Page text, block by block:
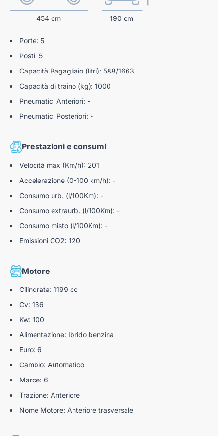
Fissaggi Isofix e Top Tether per i posti laterali
posteriori
Safety plus pack
Freno a mano elettrico
Visio park 1
decori in tessuto "rimini" & modanatura "graphene"
Bocchette dell'aria in nero lucido con decori stene
Pannelli porta in tessuto "rimini" & modanature
"graphene"
Protezioni inferiori porta e passaruota in plastica nera
opaca
rimini
Padiglione e ambiente interno nero
Peugeot panoramic i-cockpit con doppio display hd
Illuminazione interna
454 cm 190 cm
Porte: 5
Posti: 5
Capacità Bagagliaio (litri): 588/1663
Capacità di traino (kg): 1000
Pneumatici Anteriori: -
Pneumatici Posteriori: -
Prestazioni e consumi
Velocità max (Km/h): 201
Accelerazione (0-100 km/h): -
Consumo urb. (l/100Km): -
Consumo extraurb. (l/100Km): -
Consumo misto (l/100Km): -
Emissioni CO2: 120
Motore
Cilindrata: 1199 cc
Cv: 136
Kw: 100
Alimentazione: Ibrido benzina
Euro: 6
Cambio: Automatico
Marce: 6
Trazione: Anteriore
Nome Motore: Anteriore trasversale